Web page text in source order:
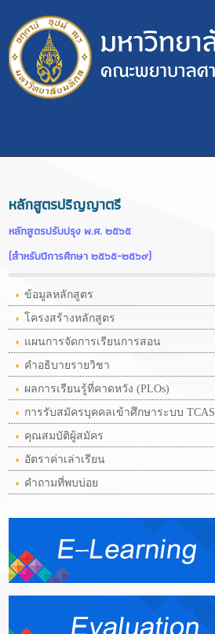
หลักสูตรปริญญาตรี
หลักสูตรปรับปรุง พ.ศ. ๒๕๖๕
(สำหรับปีการศึกษา ๒๕๖๕-๒๕๖๙)
ข้อมูลหลักสูตร
โครงสร้างหลักสูตร
แผนการจัดการเรียนการสอน
คำอธิบายรายวิชา
ผลการเรียนรู้ที่คาดหวัง (PLOs)
การรับสมัครบุคคลเข้าศึกษาระบบ TCAS
คุณสมบัติผู้สมัคร
อัตราค่าเล่าเรียน
คำถามที่พบบ่อย